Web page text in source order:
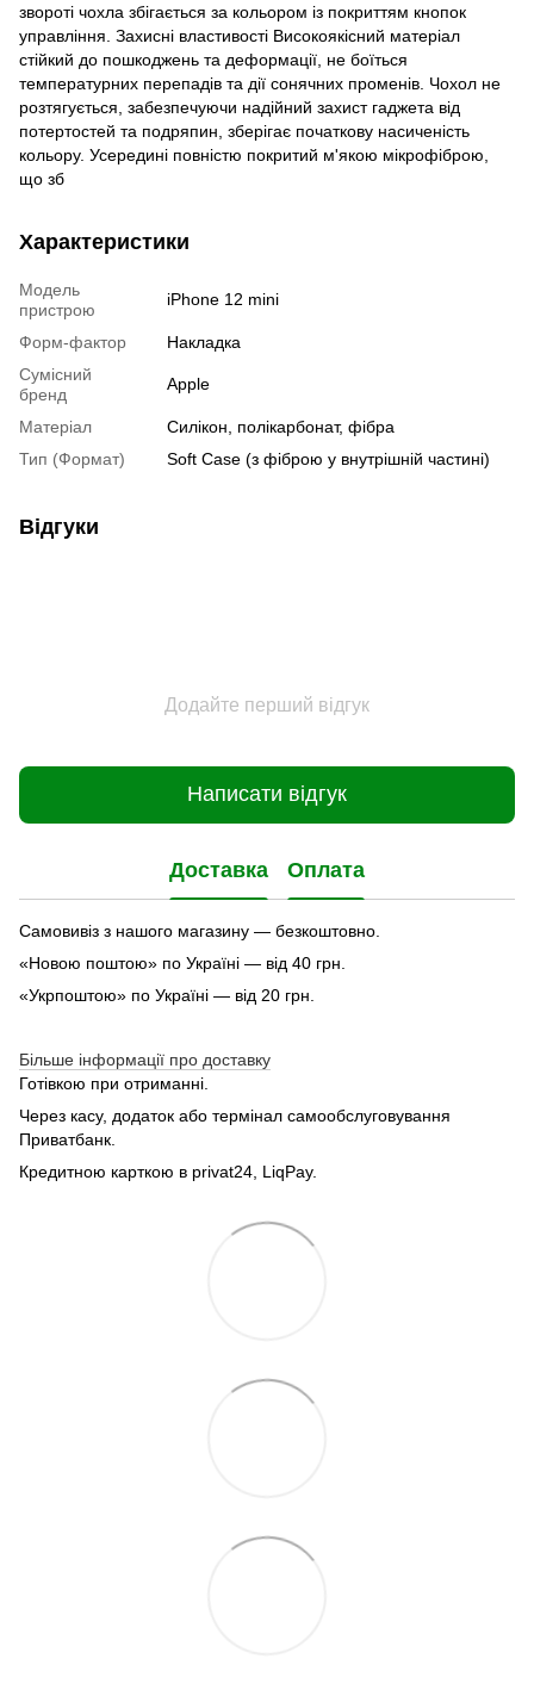
звороті чохла збігається за кольором із покриттям кнопок
управління. Захисні властивості Високоякісний матеріал
стійкий до пошкоджень та деформації, не боїться
температурних перепадів та дії сонячних променів. Чохол не
розтягується, забезпечуючи надійний захист гаджета від
потертостей та подряпин, зберігає початкову насиченість
кольору. Усередині повністю покритий м'якою мікрофіброю,
що зб
Характеристики
Модель
пристрою
iPhone 12 mini
Форм-фактор
Накладка
Сумісний
бренд
Apple
Матеріал
Силікон, полікарбонат, фібра
Тип (Формат)
Soft Case (з фіброю у внутрішній частині)
Відгуки
Додайте перший відгук
Написати відгук
Доставка Оплата
Самовивіз з нашого магазину — безкоштовно.
«Новою поштою» по Україні — від 40 грн.
«Укрпоштою» по Україні — від 20 грн.
Більше інформації про доставку
Готівкою при отриманні.
Через касу, додаток або термінал самообслуговування
Приватбанк.
Кредитною карткою в privat24, LiqPay.